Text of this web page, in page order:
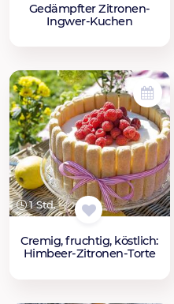
Gedämpfter Zitronen-
Ingwer-Kuchen
1 Std.
Cremig, fruchtig, köstlich:
Himbeer-Zitronen-Torte